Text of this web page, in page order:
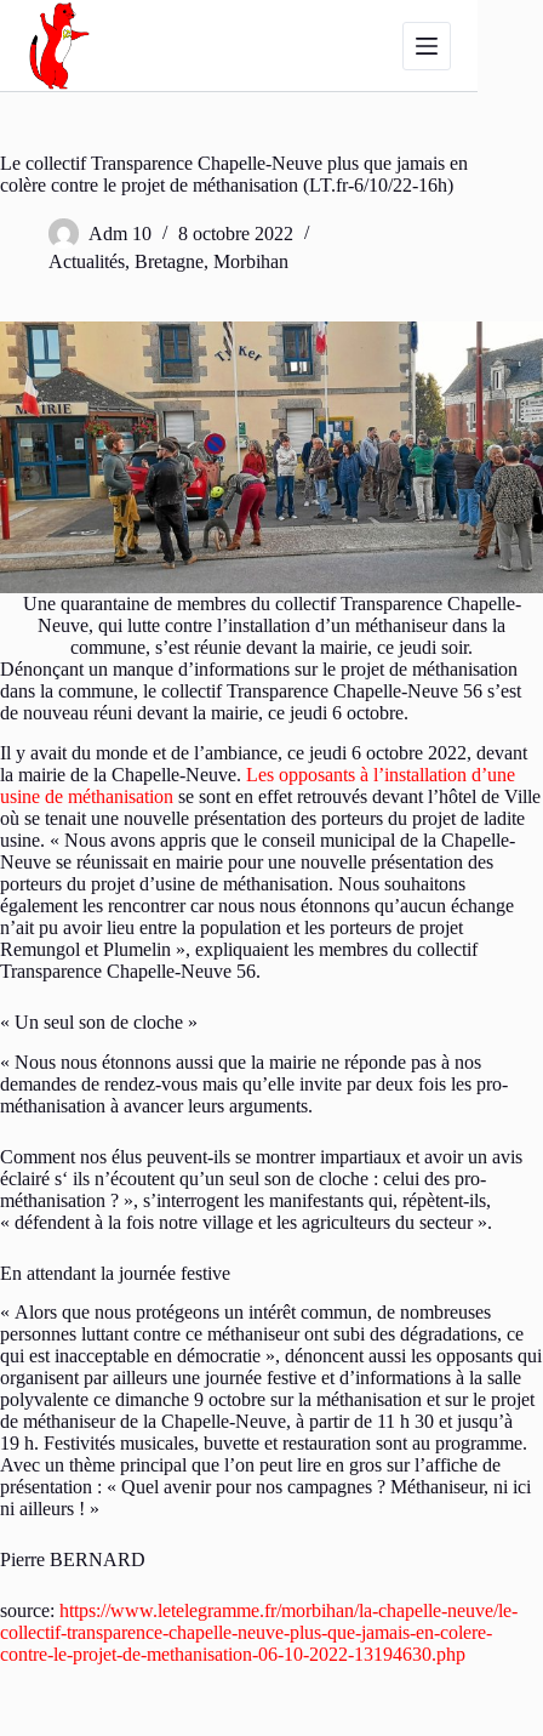
Passer
contenu
Le collectif Transparence Chapelle-Neuve plus que jamais en
colère contre le projet de méthanisation (LT.fr-6/10/22-16h)
Adm 10
8 octobre 2022
Actualités, Bretagne, Morbihan
Une quarantaine de membres du collectif Transparence Chapelle-
Neuve, qui lutte contre l’installation d’un méthaniseur dans la
commune, s’est réunie devant la mairie, ce jeudi soir.
Dénonçant un manque d’informations sur le projet de méthanisation
dans la commune, le collectif Transparence Chapelle-Neuve 56 s’est
de nouveau réuni devant la mairie, ce jeudi 6 octobre.
Il y avait du monde et de l’ambiance, ce jeudi 6 octobre 2022, devant
la mairie de la Chapelle-Neuve. Les opposants à l’installation d’une
usine de méthanisation se sont en effet retrouvés devant l’hôtel de Ville
où se tenait une nouvelle présentation des porteurs du projet de ladite
usine. « Nous avons appris que le conseil municipal de la Chapelle-
Neuve se réunissait en mairie pour une nouvelle présentation des
porteurs du projet d’usine de méthanisation. Nous souhaitons
également les rencontrer car nous nous étonnons qu’aucun échange
n’ait pu avoir lieu entre la population et les porteurs de projet
Remungol et Plumelin », expliquaient les membres du collectif
Transparence Chapelle-Neuve 56.
« Un seul son de cloche »
« Nous nous étonnons aussi que la mairie ne réponde pas à nos
demandes de rendez-vous mais qu’elle invite par deux fois les pro-
méthanisation à avancer leurs arguments.
Comment nos élus peuvent-ils se montrer impartiaux et avoir un avis
éclairé s‘ ils n’écoutent qu’un seul son de cloche : celui des pro-
méthanisation ? », s’interrogent les manifestants qui, répètent-ils,
« défendent à la fois notre village et les agriculteurs du secteur ».
En attendant la journée festive
« Alors que nous protégeons un intérêt commun, de nombreuses
personnes luttant contre ce méthaniseur ont subi des dégradations, ce
qui est inacceptable en démocratie », dénoncent aussi les opposants qui
organisent par ailleurs une journée festive et d’informations à la salle
polyvalente ce dimanche 9 octobre sur la méthanisation et sur le projet
de méthaniseur de la Chapelle-Neuve, à partir de 11 h 30 et jusqu’à
19 h. Festivités musicales, buvette et restauration sont au programme.
Avec un thème principal que l’on peut lire en gros sur l’affiche de
présentation : « Quel avenir pour nos campagnes ? Méthaniseur, ni ici
ni ailleurs ! »
Pierre BERNARD
source: https://www.letelegramme.fr/morbihan/la-chapelle-neuve/le-
collectif-transparence-chapelle-neuve-plus-que-jamais-en-colere-
contre-le-projet-de-methanisation-06-10-2022-13194630.php